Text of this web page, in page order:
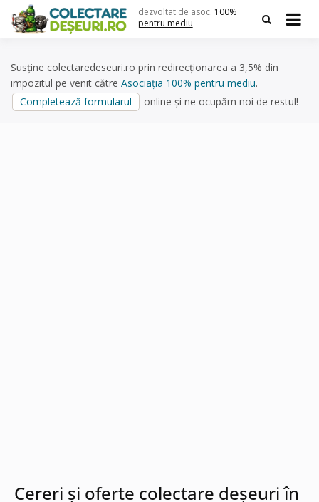
content
dezvoltat de asoc. 100%
pentru mediu
Susține colectaredeseuri.ro prin redirecționarea a 3,5% din
impozitul pe venit către Asociația 100% pentru mediu.
Completează formularul
online și ne ocupăm noi de restul!
Cereri și oferte colectare deșeuri în